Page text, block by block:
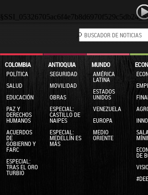
COLOMBIA
POLÍTICA
SALUD
EDUCACIÓN
PAZ Y
DERECHOS
HUMANOS
ACUERDOS
DE
GOBIERNO Y
FARC
ESPECIAL:
TRAS EL ORO
TURBIO
ANTIOQUIA
SEGURIDAD
MOVILIDAD
OBRAS
ESPECIAL:
CASTILLO DE
NAIPES
ESPECIAL:
MEDELLÍN ES
MÁS
MUNDO
AMÉRICA
LATINA
ESTADOS
UNIDOS
VENEZUELA
EUROPA
MEDIO
ORIENTE
DE